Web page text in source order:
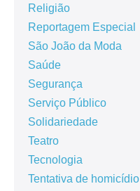
Religião
Reportagem Especial
São João da Moda
Saúde
Segurança
Serviço Público
Solidariedade
Teatro
Tecnologia
Tentativa de homicídio